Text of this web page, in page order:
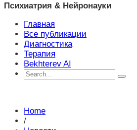
Психиатрия & Нейронауки
Главная
Все публикации
Диагностика
Терапия
Bekhterev AI
Home
/